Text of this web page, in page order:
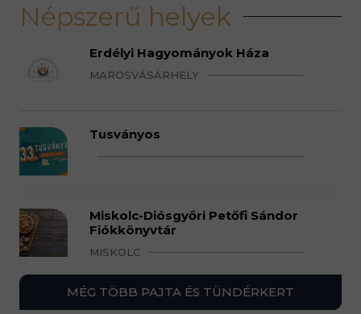
Népszerű helyek
Erdélyi Hagyományok Háza
MAROSVÁSÁRHELY
Tusványos
Miskolc-Diósgyőri Petőfi Sándor
Fiókkönyvtár
MISKOLC
MÉG TÖBB PAJTA ÉS TÜNDÉRKERT